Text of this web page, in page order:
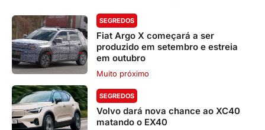
SEGREDOS
Fiat Argo X começará a ser
produzido em setembro e estreia
em outubro
Muito próximo
SEGREDOS
Volvo dará nova chance ao XC40
matando o EX40